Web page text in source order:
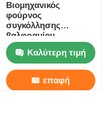
Βιομηχανικός
φούρνος
συγκόλλησης
βαλφραμίου-
καρβιδίου / Μεγάλος
φούρνος
γραφιτισμού
Καλύτερη τιμή
επαφή